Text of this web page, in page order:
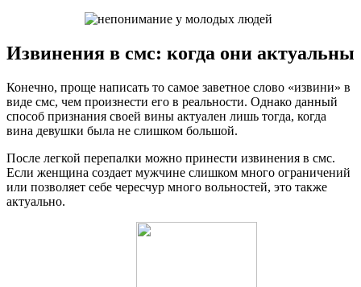
Извинения в смс: когда они актуальны
Конечно, проще написать то самое заветное слово «извини» в
виде смс, чем произнести его в реальности. Однако данный
способ признания своей вины актуален лишь тогда, когда
вина девушки была не слишком большой.
После легкой перепалки можно принести извинения в смс.
Если женщина создает мужчине слишком много ограничений
или позволяет себе чересчур много вольностей, это также
актуально.